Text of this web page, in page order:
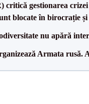
critică gestionarea
blocate în birocrație
nu apără
Armata rusă.